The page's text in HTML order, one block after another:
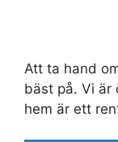
Att ta hand
bäst på. Vi är
hem är ett